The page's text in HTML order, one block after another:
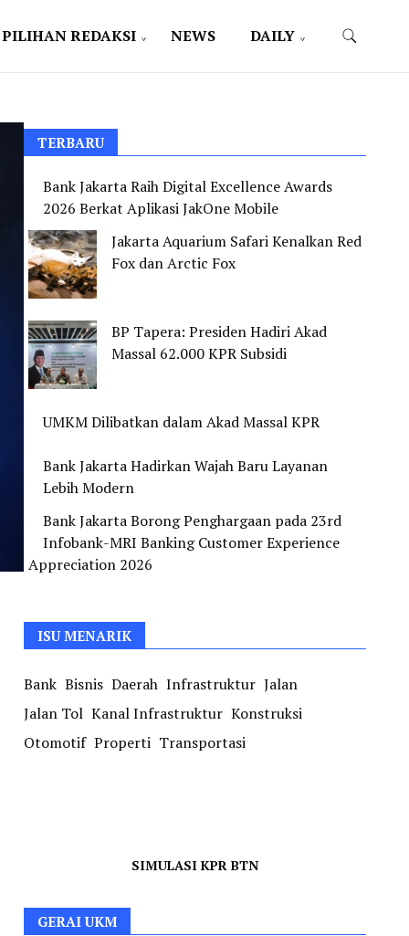
PILIHAN REDAKSI NEWS DAILY
TERBARU
Bank Jakarta Raih Digital Excellence Awards
2026 Berkat Aplikasi JakOne Mobile
Jakarta Aquarium Safari Kenalkan Red
Fox dan Arctic Fox
BP Tapera: Presiden Hadiri Akad
Massal 62.000 KPR Subsidi
UMKM Dilibatkan dalam Akad Massal KPR
Bank Jakarta Hadirkan Wajah Baru Layanan
Lebih Modern
Bank Jakarta Borong Penghargaan pada 23rd
Infobank-MRI Banking Customer Experience
Appreciation 2026
ISU MENARIK
Bank Bisnis Daerah Infrastruktur Jalan
Jalan Tol Kanal Infrastruktur Konstruksi
Otomotif Properti Transportasi
SIMULASI KPR BTN
GERAI UKM